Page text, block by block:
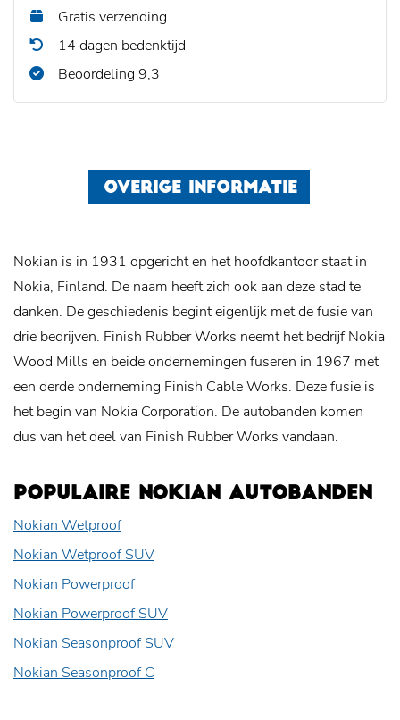
Gratis verzending
14 dagen bedenktijd
Beoordeling 9,3
OVERIGE INFORMATIE
Nokian is in 1931 opgericht en het hoofdkantoor staat in
Nokia, Finland. De naam heeft zich ook aan deze stad te
danken. De geschiedenis begint eigenlijk met de fusie van
drie bedrijven. Finish Rubber Works neemt het bedrijf Nokia
Wood Mills en beide ondernemingen fuseren in 1967 met
een derde onderneming Finish Cable Works. Deze fusie is
het begin van Nokia Corporation. De autobanden komen
dus van het deel van Finish Rubber Works vandaan.
POPULAIRE NOKIAN AUTOBANDEN
Nokian Wetproof
Nokian Wetproof SUV
Nokian Powerproof
Nokian Powerproof SUV
Nokian Seasonproof SUV
Nokian Seasonproof C